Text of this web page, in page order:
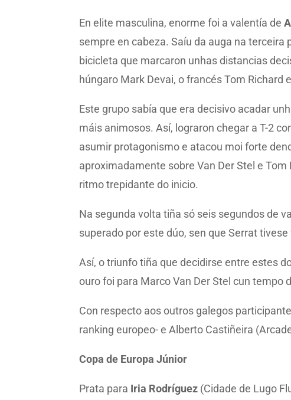
En elite masculina, enorme foi a valentía de
sempre en cabeza. Saíu da auga na
bicicleta que marcaron unhas distancias
húngaro Mark Devai, o francés Tom Richard
Este grupo sabía que era decisivo acadar
máis animosos. Así, lograron chegar a T-2
asumir protagonismo e atacou moi forte
aproximadamente sobre Van Der Stel e
ritmo trepidante do inicio.
Na segunda volta tiña só seis segundos de
superado por este dúo, sen que Serrat
Así, o triunfo tiña que decidirse entre estes
ouro foi para Marco Van Der Stel cun tempo
Con respecto aos outros galegos
ranking europeo- e Alberto Castiñeira
Copa de Europa Júnior
Prata para Iria Rodríguez (Cidade de Lugo